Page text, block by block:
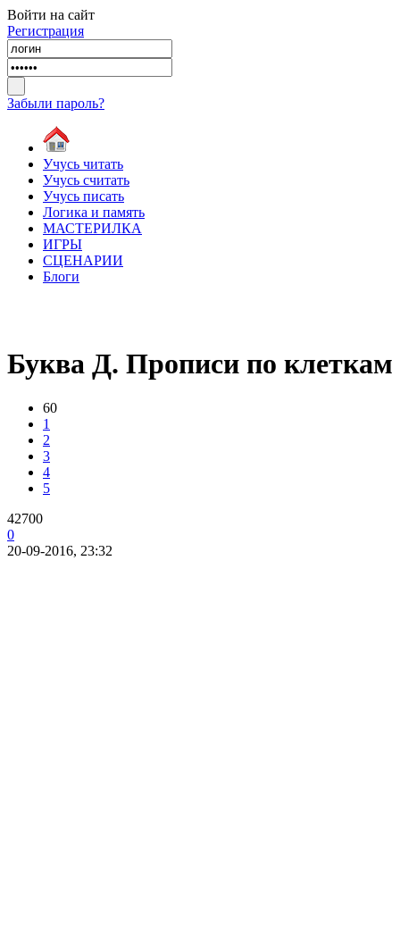
Войти на сайт
Регистрация
Забыли пароль?
Учусь читать
Учусь считать
Учусь писать
Логика и память
МАСТЕРИЛКА
ИГРЫ
СЦЕНАРИИ
Блоги
Буква Д. Прописи по клеткам
60
1
2
3
4
5
42700
0
20-09-2016, 23:32